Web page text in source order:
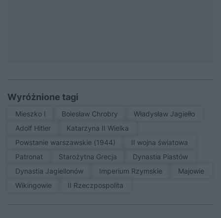
Wyróżnione tagi
Mieszko I Bolesław Chrobry
Władysław Jagiełło
Adolf Hitler
Katarzyna II Wielka
Powstanie warszawskie (1944)
II wojna światowa
patronat
Starożytna Grecja
Dynastia Piastów
Dynastia Jagiellonów
Imperium Rzymskie
Majowie
Wikingowie
II Rzeczpospolita